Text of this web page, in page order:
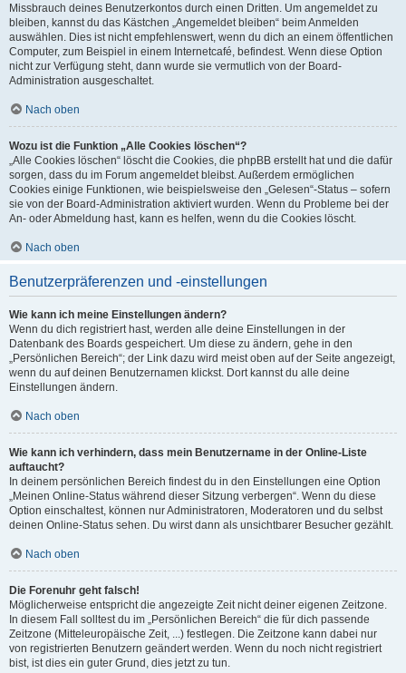
Missbrauch deines Benutzerkontos durch einen Dritten. Um angemeldet zu
bleiben, kannst du das Kästchen „Angemeldet bleiben“ beim Anmelden
auswählen. Dies ist nicht empfehlenswert, wenn du dich an einem öffentlichen
Computer, zum Beispiel in einem Internetcafé, befindest. Wenn diese Option
nicht zur Verfügung steht, dann wurde sie vermutlich von der Board-
Administration ausgeschaltet.
Nach oben
Wozu ist die Funktion „Alle Cookies löschen“?
„Alle Cookies löschen“ löscht die Cookies, die phpBB erstellt hat und die dafür
sorgen, dass du im Forum angemeldet bleibst. Außerdem ermöglichen
Cookies einige Funktionen, wie beispielsweise den „Gelesen“-Status – sofern
sie von der Board-Administration aktiviert wurden. Wenn du Probleme bei der
An- oder Abmeldung hast, kann es helfen, wenn du die Cookies löscht.
Nach oben
Benutzerpräferenzen und -einstellungen
Wie kann ich meine Einstellungen ändern?
Wenn du dich registriert hast, werden alle deine Einstellungen in der
Datenbank des Boards gespeichert. Um diese zu ändern, gehe in den
„Persönlichen Bereich“; der Link dazu wird meist oben auf der Seite angezeigt,
wenn du auf deinen Benutzernamen klickst. Dort kannst du alle deine
Einstellungen ändern.
Nach oben
Wie kann ich verhindern, dass mein Benutzername in der Online-Liste
auftaucht?
In deinem persönlichen Bereich findest du in den Einstellungen eine Option
„Meinen Online-Status während dieser Sitzung verbergen“. Wenn du diese
Option einschaltest, können nur Administratoren, Moderatoren und du selbst
deinen Online-Status sehen. Du wirst dann als unsichtbarer Besucher gezählt.
Nach oben
Die Forenuhr geht falsch!
Möglicherweise entspricht die angezeigte Zeit nicht deiner eigenen Zeitzone.
In diesem Fall solltest du im „Persönlichen Bereich“ die für dich passende
Zeitzone (Mitteleuropäische Zeit, ...) festlegen. Die Zeitzone kann dabei nur
von registrierten Benutzern geändert werden. Wenn du noch nicht registriert
bist, ist dies ein guter Grund, dies jetzt zu tun.